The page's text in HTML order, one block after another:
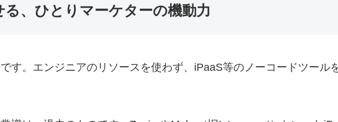
、ひとりマーケターの機動力
す。エンジニアのリソースを使わず、iPaaS等のノーコードツール